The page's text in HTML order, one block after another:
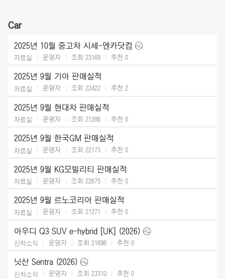
Car
2025년 10월 중고차 시세-엔카닷컴
자료실 운영자 조회 23169 추천 0
2025년 9월 기아 판매실적
자료실 운영자 조회 22422 추천 2
2025년 9월 현대차 판매실적
자료실 운영자 조회 21286 추천 0
2025년 9월 한국GM 판매실적
자료실 운영자 조회 22173 추천 0
2025년 9월 KG모빌리티 판매실적
자료실 운영자 조회 22675 추천 0
2025년 9월 르노코리아 판매실적
자료실 운영자 조회 21271 추천 0
아우디 Q3 SUV e-hybrid [UK] (2026)
신차소식 운영자 조회 21696 추천 0
닛산 Sentra (2026)
신차소식 운영자 조회 23310 추천 0